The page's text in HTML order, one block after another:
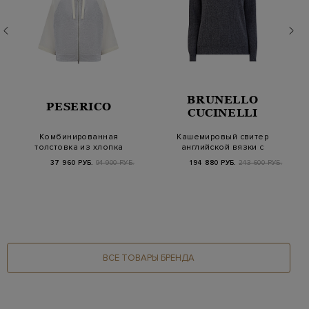
PESERICO
Комбинированная
толстовка из хлопка
37 960 РУБ. 94 900 РУБ.
BRUNELLO
CUCINELLI
Кашемировый свитер
английской вязки с
194 880 РУБ. 243 600 РУБ.
ВСЕ ТОВАРЫ БРЕНДА